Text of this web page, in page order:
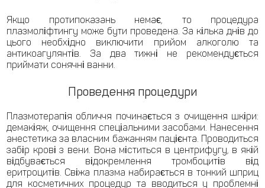
Якщо протипоказань немає, то процедура
плазмоліфтингу може бути проведена. За кілька днів до
цього необхідно виключити прийом алкоголю та
антикоагулянтів. За два тижні не рекомендується
приймати сонячні ванни.
Проведення процедури
Плазмотерапія обличчя починається з очищення шкіри:
демакіяж, очищення спеціальними засобами. Нанесення
анестетика за власним бажанням пацієнта. Проводиться
забір крові з вени. Вона міститься в центрифугу, в якій
відбувається відокремлення тромбоцитів від
еритроцитів. Свіжа плазма набирається в тонкий шприц
для косметичних процедур та вводиться у проблемні